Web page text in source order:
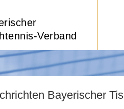
Verband
Bayerischer